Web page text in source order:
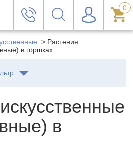
0
> Растения
в горшках
в